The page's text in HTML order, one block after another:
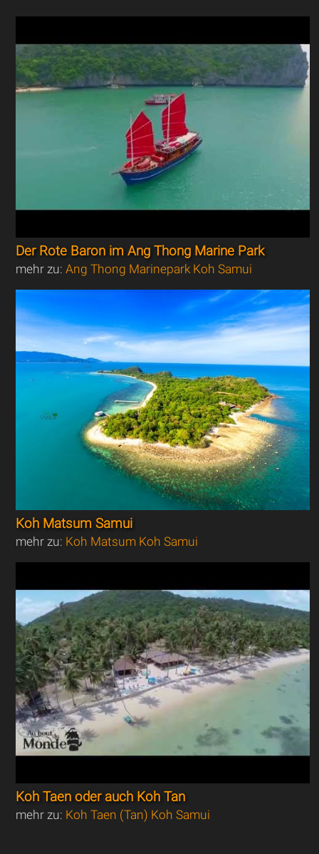
Der Rote Baron im Ang Thong Marine Park
mehr zu:Ang Thong Marinepark Koh Samui
Koh Matsum Samui
mehr zu: Koh Matsum Koh Samui
Koh Taen oder auch Koh Tan
mehr zu: Koh Taen (Tan) Koh Samui